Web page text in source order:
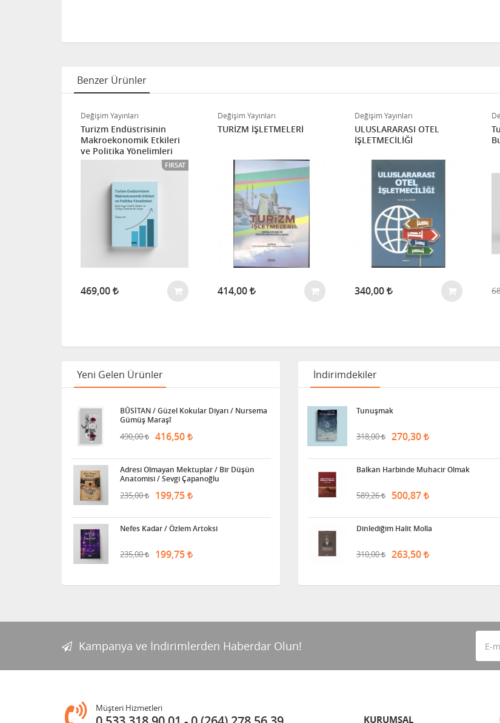
Benzer Ürünler
Değişim Yayınları
Turizm Endüstrisinin
Makroekonomik Etkileri
ve Politika Yönelimleri
FIRSAT
469,00
Değişim Yayınları
TURİZM İŞLETMELERİ
414,00
Değişim Yayınları
ULUSLARARASI OTEL
İŞLETMECİLİĞİ
340,00
Yeni Gelen Ürünler
BÛSİTAN / Güzel Kokular Diyarı / Nursema
Gümüş Maraşî
490,00 416,50
Adresi Olmayan Mektuplar / Bir Düşün
Anatomisi / Sevgi Çapanoğlu
235,00 199,75
Nefes Kadar / Özlem Artoksi
235,00 199,75
İndirimdekiler
Tunuşmak
318,00 270,30
Balkan Harbinde Muhacir Olmak
589,26 500,87
Dinlediğim Halit Molla
310,00 263,50
Kampanya ve İndirimlerden Haberdar Olun!
Müşteri Hizmetleri
KURUMSAL